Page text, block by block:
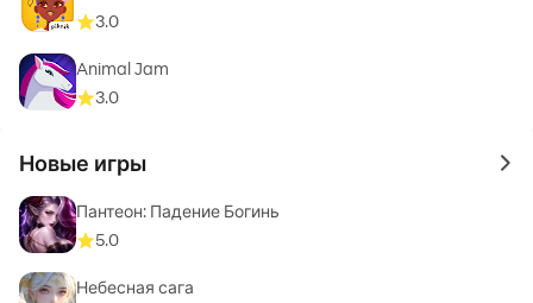
3.0
Animal Jam
3.0
Новые игры to
Пантеон: Падение Богинь
5.0
Небесная сага